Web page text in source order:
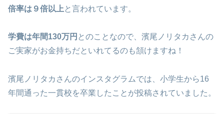
倍率は９倍以上 と言われています。
学費は年間130万円 とのことなので、濱尾ノリタカさんの
ご実家がお金持ちだといれてるのも頷けますね！
濱尾ノリタカさんのインスタグラムでは、小学生から16
年間通った一貫校を卒業したことが投稿されていました。